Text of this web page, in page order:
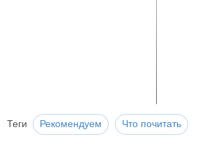
Теги Рекомендуем Что почитать